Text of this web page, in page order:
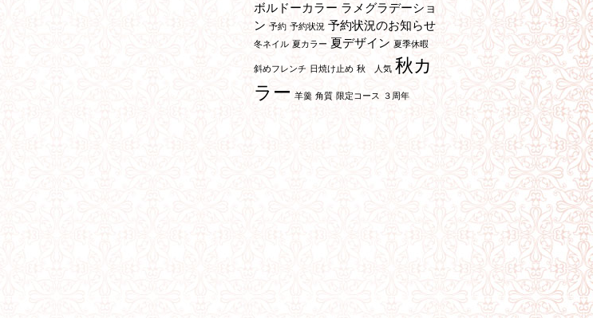
ボルドーカラー ラメグラデーショ
ン 予約 予約状況 予約状況のお知らせ
冬ネイル 夏カラー 夏デザイン 夏季休暇
斜めフレンチ 日焼け止め 秋 人気 秋カ
ラー 羊羹 角質 限定コース ３周年